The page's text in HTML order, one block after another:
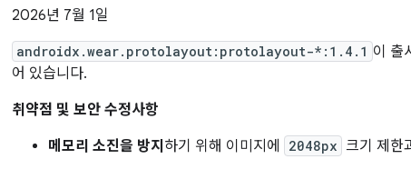
2026년 7월 1일
androidx.wear.protolayout:protolayout-*:1.4.1 이 출
어 있습니다.
취약점 및 보안 수정사항
메모리 소진을 방지 하기 위해 이미지에 2048px 크기 제한